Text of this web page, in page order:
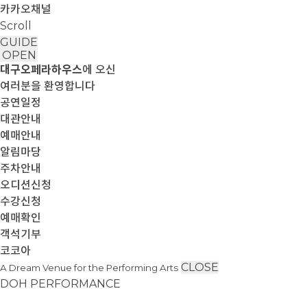
카카오채널
Scroll
GUIDE
OPEN
대구오페라하우스에 오신
여러분을 환영합니다
공연일정
대관안내
예매안내
알림마당
주차안내
오디션신청
수강신청
예매확인
객석기부
코코아
A Dream Venue for the Performing Arts CLOSE
DOH PERFORMANCE